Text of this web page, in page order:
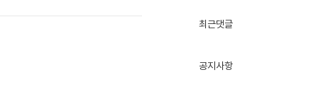
인
최근댓글
공지사항